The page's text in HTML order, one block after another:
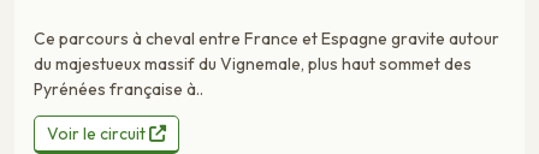
Ce parcours à cheval entre France et Espagne gravite autour
du majestueux massif du Vignemale, plus haut sommet des
Pyrénées française à..
Voir le circuit